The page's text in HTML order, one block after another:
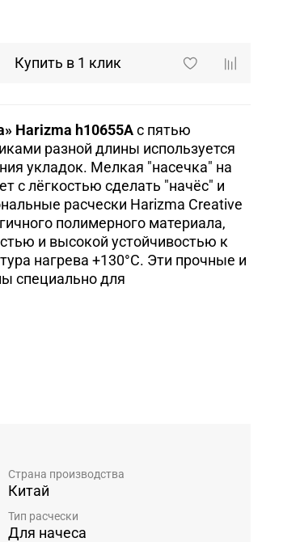
Купить в 1 клик
Harizma h10655Aс пятью
разной длины используется
укладок. Мелкая "насечка" на
с лёгкостью сделать "начёс" и
расчески Harizma Creative
полимерного материала,
и высокой устойчивостью к
нагрева +130°С. Эти прочные и
специально для
Страна производства
Китай
Тип расчески
Для начеса